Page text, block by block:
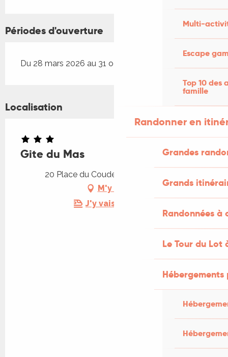
Multi-
Escape
Top 10 des
famille
Randonner en
Grandes
Grands
Randonnées
Le Tour du Lot
Périodes d'ouverture
Du 28 mars 2026 au 31 octobre 2026
Localisation
Gite du Mas
20 Place du Couderc, 46320 Quissac
M'y rendre
J'y vais en train !